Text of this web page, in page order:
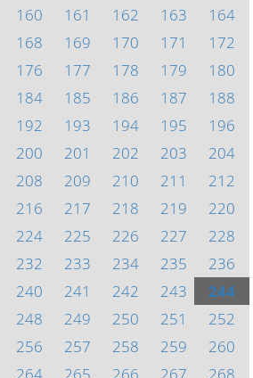
160 161 162 163
164
168 169 170 171
172
176 177 178 179
180
184 185 186 187
188
192 193 194 195
196
200 201 202 203
204
208 209 210 211
212
216 217 218 219
220
224 225 226 227
228
232 233 234 235
236
240 241 242 243
244
248 249 250 251
252
256 257 258 259
260